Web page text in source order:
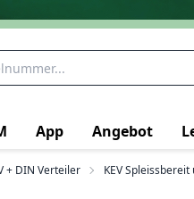
App Angebot
+ DIN Verteiler KEV